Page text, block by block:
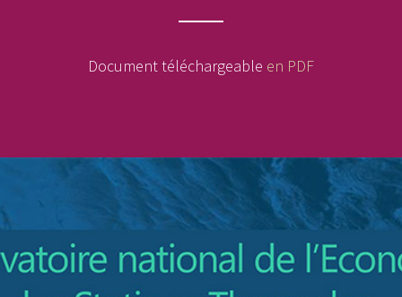
Document téléchargeable en PDF